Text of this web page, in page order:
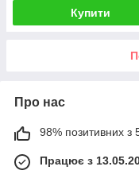
Купити
Про нас
98% позитивних з
Працює з